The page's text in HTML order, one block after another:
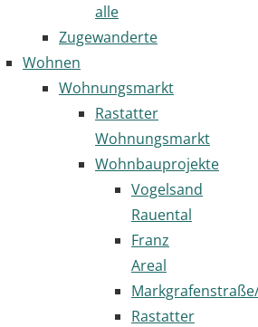
alle
Zugewanderte
Wohnen
Wohnungsmarkt
Rastatter
Wohnungsmarkt
Wohnbauprojekte
Vogelsand
Rauental
Franz
Areal
Rastatter